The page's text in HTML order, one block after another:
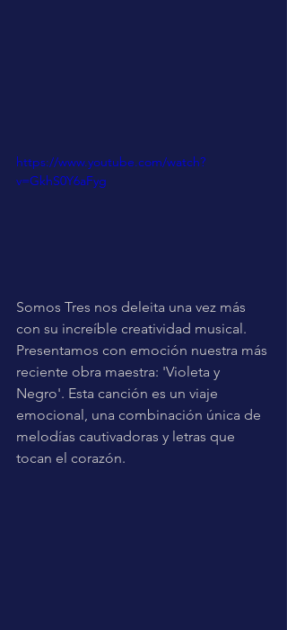
https://www.youtube.com/watch?
v=GkhS0Y6aFyg
Somos Tres nos deleita una vez más
con su increíble creatividad musical.
Presentamos con emoción nuestra más
reciente obra maestra: 'Violeta y
Negro'. Esta canción es un viaje
emocional, una combinación única de
melodías cautivadoras y letras que
tocan el corazón.